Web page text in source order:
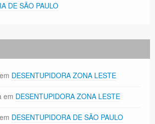
DE SÃO PAULO
em DESENTUPIDORA ZONA LESTE
em DESENTUPIDORA ZONA LESTE
em DESENTUPIDORA DE SÃO PAULO